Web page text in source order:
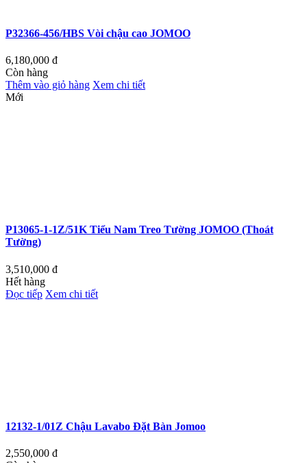
P32366-456/HBS Vòi chậu cao JOMOO
6,180,000 đ
Còn hàng
Thêm vào giỏ hàng Xem chi tiết
Mới
P13065-1-1Z/51K Tiểu Nam Treo Tường JOMOO (Thoát
Tường)
3,510,000 đ
Hết hàng
Đọc tiếp Xem chi tiết
12132-1/01Z Chậu Lavabo Đặt Bàn Jomoo
2,550,000 đ